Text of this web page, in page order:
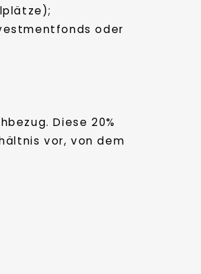
oder
Diese 20%
vor, von dem